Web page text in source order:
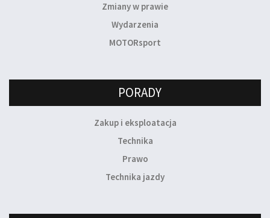
Zmiany w prawie
Wydarzenia
MOTORsport
PORADY
Zakup i eksploatacja
Technika
Prawo
Technika jazdy